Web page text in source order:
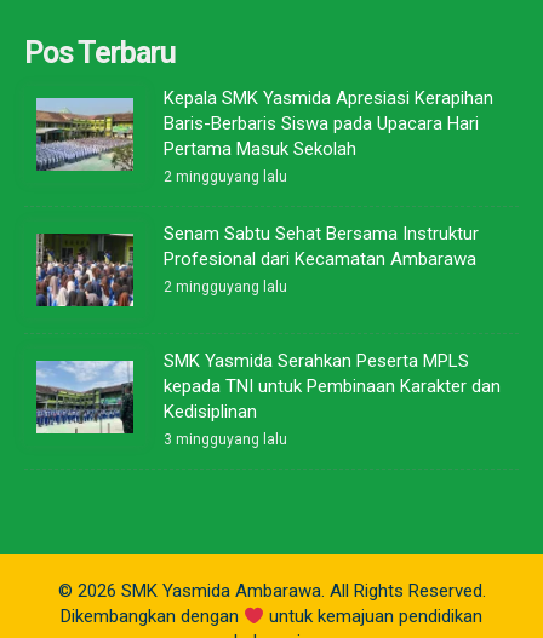
Pos Terbaru
Kepala SMK Yasmida Apresiasi Kerapihan
Baris-Berbaris Siswa pada Upacara Hari
Pertama Masuk Sekolah
2 mingguyang lalu
Senam Sabtu Sehat Bersama Instruktur
Profesional dari Kecamatan Ambarawa
2 mingguyang lalu
SMK Yasmida Serahkan Peserta MPLS
kepada TNI untuk Pembinaan Karakter dan
Kedisiplinan
3 mingguyang lalu
© 2026 SMK Yasmida Ambarawa. All Rights Reserved.
Dikembangkan dengan
untuk kemajuan pendidikan